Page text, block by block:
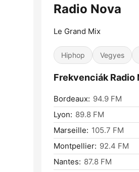
Radio Nova
Le Grand Mix
Hiphop Vegyes
Frekvenciák Radio
Bordeaux: 94.9 FM
Lyon: 89.8 FM
Marseille: 105.7 FM
Montpellier: 92.4 FM
Nantes: 87.8 FM